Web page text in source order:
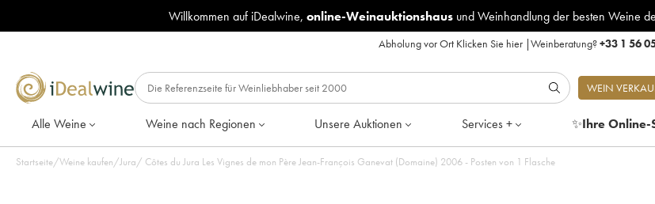
Willkommen auf iDealwine, online-Weinauktionshausund Weinhandlung der besten Weine
Abholung vor Ort Klicken Sie hier|Weinberatung?+33 1 56
WEIN
Alle Weine Weine nach Regionen Unsere Auktionen Services + ✨Ihre Online-
Startseite/Weine kaufen/Jura/ Côtes du Jura Les Vignes de mon Père Jean-François Ganevat (Domaine) 2006 - Posten von 1 Flasche